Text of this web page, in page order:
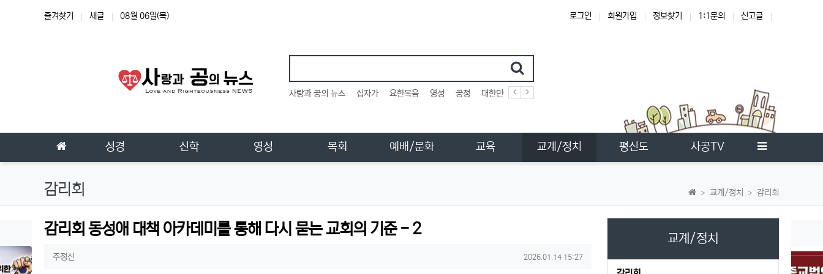
상단 네비즐겨찾기 새글 08월 06일(목) 로그인 회원가입 정보찾기 1:1문의 신고글
인기검색어
사랑과 공의 뉴스 십자가 요한복음 영성 공정 대한민국 사법부
성경 신학 영성 목회 예배/문화 교육 교계/정치 평신도 사공TV
홈으로 사이드바
감리회 교계/정치 감리회
감리회 동성애 대책 아카데미를 통해 다시 묻는 교회의 기준 - 2
작성자 정보
주정신 작성일
2026.01.14 15:27
교계/정치